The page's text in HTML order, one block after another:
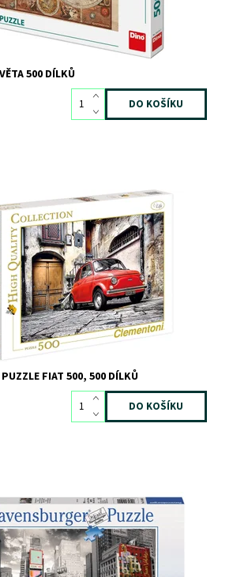
500 DÍLKŮ
Skladem3
9067
CLEMENTONI
FIAT 500, 500 DÍLKŮ
Skladem3
1877
RAVENSBURGER